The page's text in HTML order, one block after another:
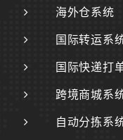
海外仓系统
国际转运系
国际快递打
跨境商城系
自动分拣系